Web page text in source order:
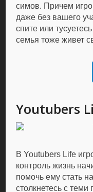
симов. Причем
даже без вашего
спите или
семья тоже живет
Youtubers
В Youtubers Life
контроль жизнь
помочь ему стать
столкнетесь с